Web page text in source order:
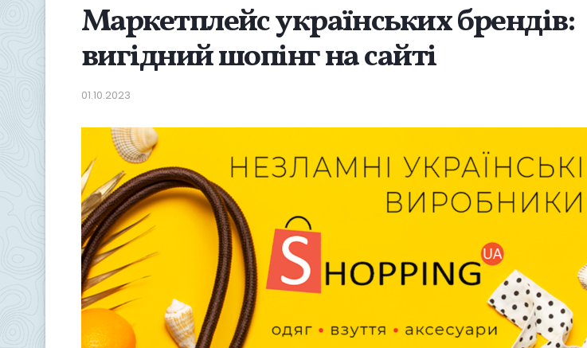
Маркетплейс українських брендів:
вигідний шопінг на сайті
01.10.2023